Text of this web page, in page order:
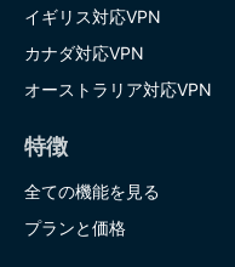
イギリス対応VPN
カナダ対応VPN
オーストラリア対応VPN
特徴
全ての機能を見る
プランと価格